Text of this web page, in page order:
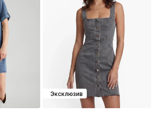
Эксклюзив